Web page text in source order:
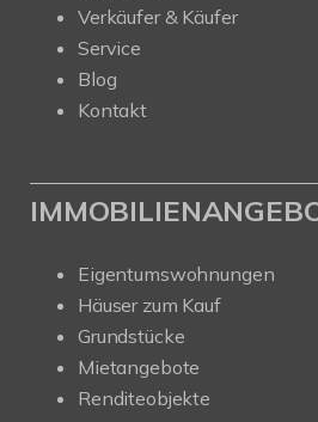
Verkäufer & Käufer
Service
Blog
Kontakt
Eigentumswohnungen
Häuser zum Kauf
Grundstücke
Mietangebote
Renditeobjekte